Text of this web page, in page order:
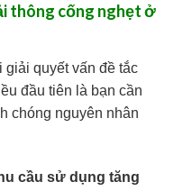
thông cống nghẹt ở
quyết vấn đề tắc
đầu tiên là bạn cần
chóng nguyên nhân
cầu sử dụng tăng